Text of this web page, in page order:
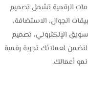
الرقمية تشمل تصميم
الجوال، الاستضافة،
الإلكتروني، تصميم
لعملائك تجربة رقمية
أعمالك.